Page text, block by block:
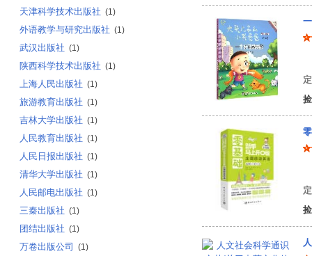
天津科学技术出版社 (1)
外语教学与研究出版社 (1)
武汉出版社 (1)
陕西科学技术出版社 (1)
上海人民出版社 (1)
旅游教育出版社 (1)
吉林大学出版社 (1)
人民教育出版社 (1)
人民日报出版社 (1)
清华大学出版社 (1)
人民邮电出版社 (1)
三秦出版社 (1)
团结出版社 (1)
万卷出版公司 (1)